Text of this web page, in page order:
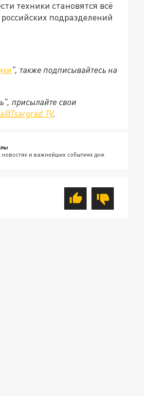
техники становятся всё
подразделений
", также подписывайтесь на
присылайте свои
.
и важнейших событиях дня.